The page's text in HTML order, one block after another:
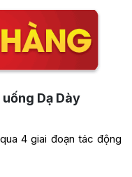
Dạ Dày
4 giai đoạn tác động